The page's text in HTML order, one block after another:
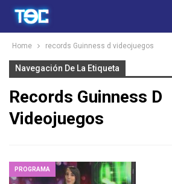
Home records Guinness d videojuegos
Navegación De La Etiqueta
Records Guinness D
Videojuegos
PROGRAMA